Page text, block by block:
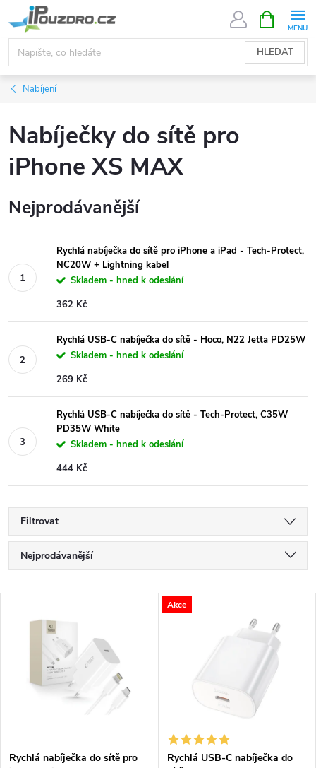
na
obsah
HLEDAT
NÁKUPNÍ
KOŠÍK
Nabíjení
Nabíječky do sítě pro
iPhone XS MAX
Nejprodávanější
Rychlá nabíječka do sítě pro iPhone a iPad - Tech-Protect,
NC20W + Lightning kabel
Skladem - hned k odeslání
362 Kč
Rychlá USB-C nabíječka do sítě - Hoco, N22 Jetta PD25W
Skladem - hned k odeslání
269 Kč
Rychlá USB-C nabíječka do sítě - Tech-Protect, C35W
PD35W White
Skladem - hned k odeslání
444 Kč
Filtrovat
Ř
a
Nejprodávanější
Abecedně
s
Rychlá nabíječka do sítě pro
Akce
Rychlá USB-C nabíječka do